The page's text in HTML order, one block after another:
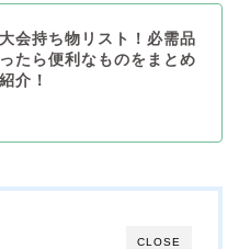
会持ち物リスト！必需品
たら便利なものをまとめ
介！
CLOSE